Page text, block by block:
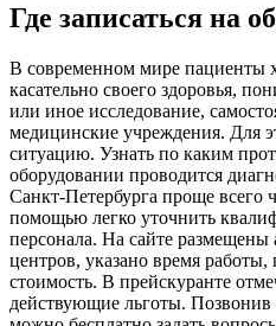
Где записаться на
В современном мире пациенты
касательно своего здоровья,
или иное исследование,
медицинские учреждения. Для
ситуацию. Узнать по каким
оборудовании проводится
Санкт-Петербурга проще всего
помощью легко уточнить
персонала. На сайте размещены
центров, указано время работы,
стоимость. В прейскуранте
действующие льготы. Позвонив